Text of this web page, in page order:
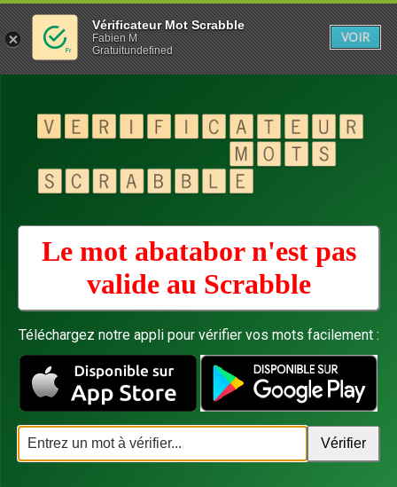
Le mot abatabor n'est pas
valide au Scrabble
Téléchargez notre appli pour vérifier vos mots facilement :
Vérificateur Mot Scrabble
Fabien M
Gratuitundefined
VOIR